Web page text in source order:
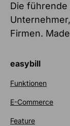
Die
Firmen.
easybill
Funktionen
E-Commerce
Feature